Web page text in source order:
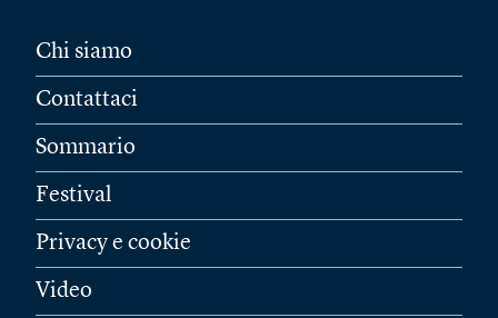
Chi siamo
Contattaci
Sommario
Festival
Privacy e cookie
Video